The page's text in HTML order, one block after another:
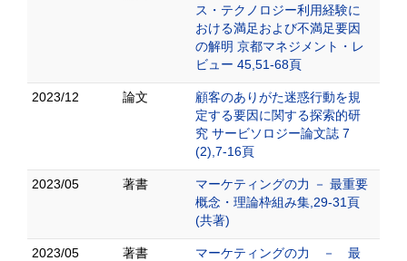
ス・テクノロジー利用経験に
おける満足および不満足要因
の解明 京都マネジメント・レ
ビュー 45,51-68頁
2023/12 論文
顧客のありがた迷惑行動を規
定する要因に関する探索的研
究 サービソロジー論文誌 7
(2),7-16頁
2023/05 著書
マーケティングの力 － 最重要
概念・理論枠組み集,29-31頁
(共著)
2023/05 著書
マーケティングの力 － 最